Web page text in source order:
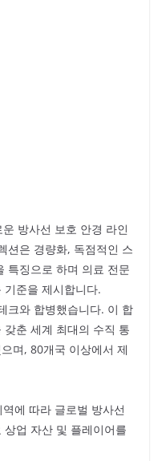
방사선 보호 안경 라인
션은 경량화, 독점적인 스
특징으로 하며 의료 전문
준을 제시합니다.
크와 합병했습니다. 이 합
춘 세계 최대의 수직 통
며, 80개국 이상에서 제
에 따라 글로벌 방사선
업 자산 및 플레이어를